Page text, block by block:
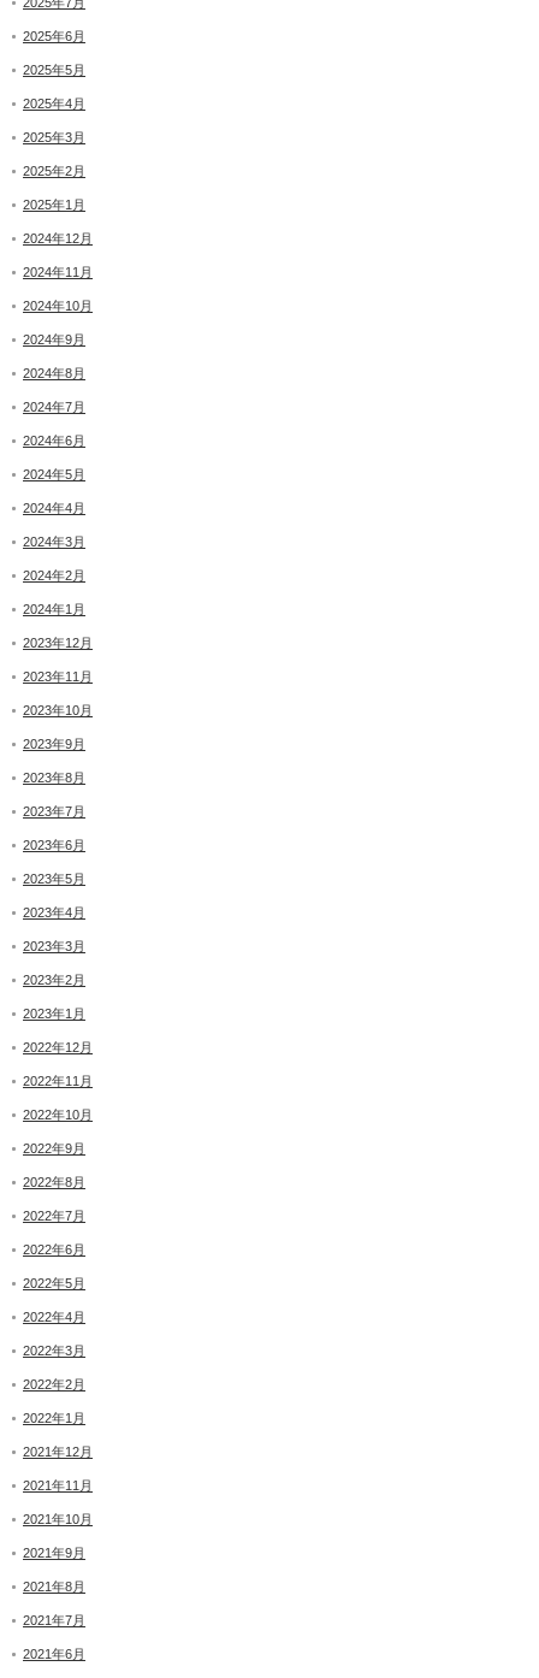
2025年6月
2025年5月
2025年4月
2025年3月
2025年2月
2025年1月
2024年12月
2024年11月
2024年10月
2024年9月
2024年8月
2024年7月
2024年6月
2024年5月
2024年4月
2024年3月
2024年2月
2024年1月
2023年12月
2023年11月
2023年10月
2023年9月
2023年8月
2023年7月
2023年6月
2023年5月
2023年4月
2023年3月
2023年2月
2023年1月
2022年12月
2022年11月
2022年10月
2022年9月
2022年8月
2022年7月
2022年6月
2022年5月
2022年4月
2022年3月
2022年2月
2022年1月
2021年12月
2021年11月
2021年10月
2021年9月
2021年8月
2021年7月
2021年6月